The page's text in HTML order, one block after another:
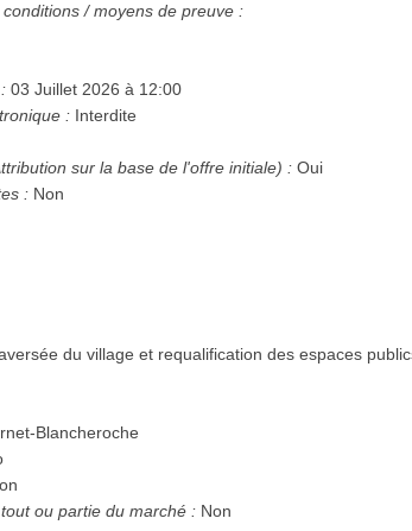
/ moyens de preuve :
03 Juillet 2026 à 12:00
: Interdite
Possibilité d'attribution sans négociation (Attribution sur la base de l'offre initiale) : Oui
: Non
du village et requalification des espaces
Blancheroche
ou partie du marché : Non